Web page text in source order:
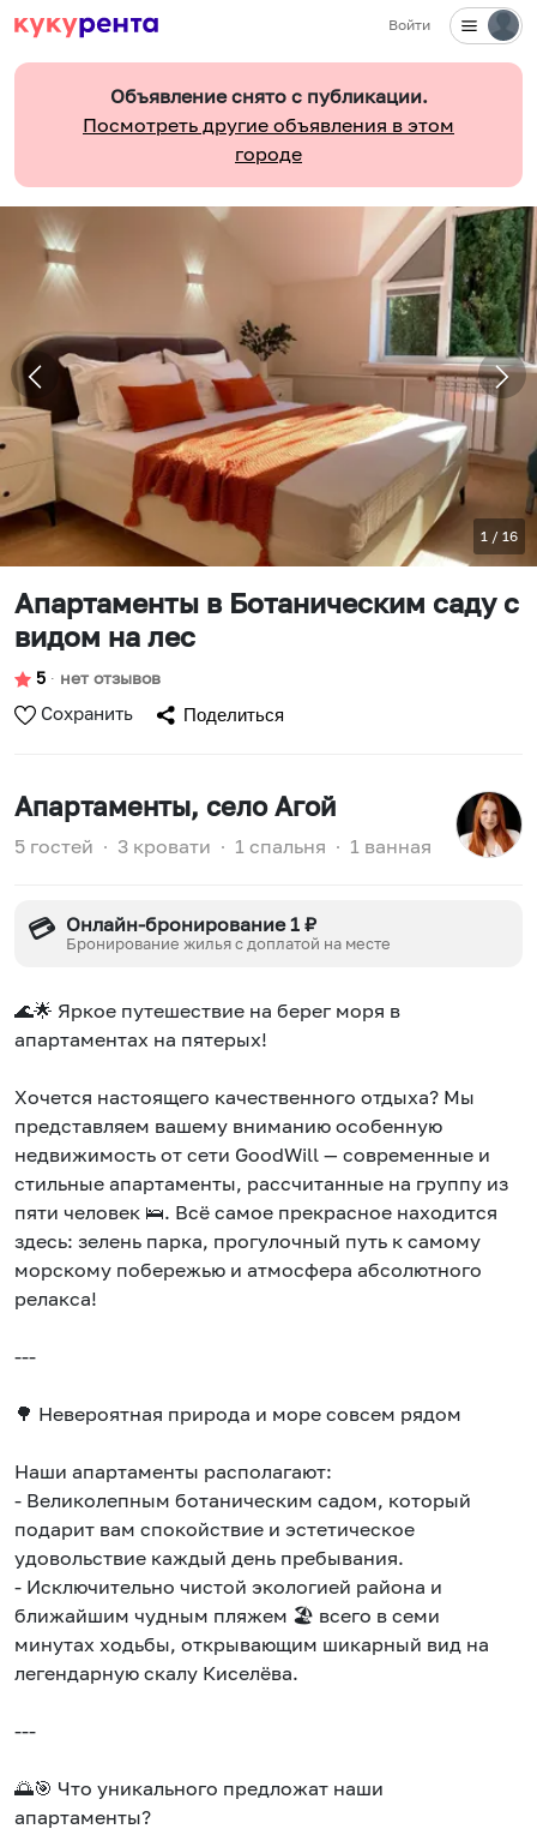
Войти
Объявление снято с публикации.
Посмотреть другие объявления в этом
городе
1 / 16
Апартаменты в Ботаническим саду с
видом на лес
5 ∙ нет отзывов
Сохранить Поделиться
Апартаменты, село Агой
5 гостей ∙ 3 кровати ∙ 1 спальня ∙ 1 ванная
💳 Онлайн-бронирование 1 ₽
Бронирование жилья с доплатой на месте
🌊🌟 Яркое путешествие на берег моря в
апартаментах на пятерых!
Хочется настоящего качественного отдыха? Мы
представляем вашему вниманию особенную
недвижимость от сети GoodWill — современные и
стильные апартаменты, рассчитанные на группу из
пяти человек 🛌. Всё самое прекрасное находится
здесь: зелень парка, прогулочный путь к самому
морскому побережью и атмосфера абсолютного
релакса!
---
🌳 Невероятная природа и море совсем рядом
Наши апартаменты располагают:
- Великолепным ботаническим садом, который
подарит вам спокойствие и эстетическое
удовольствие каждый день пребывания.
- Исключительно чистой экологией района и
ближайшим чудным пляжем 🏖️ всего в семи
минутах ходьбы, открывающим шикарный вид на
легендарную скалу Киселёва.
---
🌅🎯 Что уникального предложат наши
апартаменты?